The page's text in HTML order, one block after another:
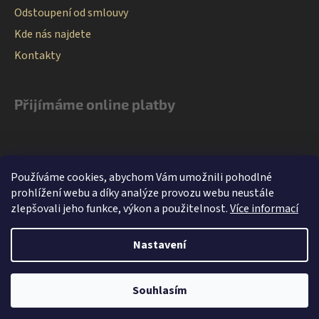
Používáme cookies, abychom Vám umožnili pohodlné
prohlížení webu a díky analýze provozu webu neustále
zlepšovali jeho funkce, výkon a použitelnost.Více informací
Nastavení
Souhlasím
Odstoupení od smlouvy
Kde nás najdete
Kontakty
Přijímáme online platby
Vytvořil Shoptet
Kabelky z pasáže
vyhrazena.